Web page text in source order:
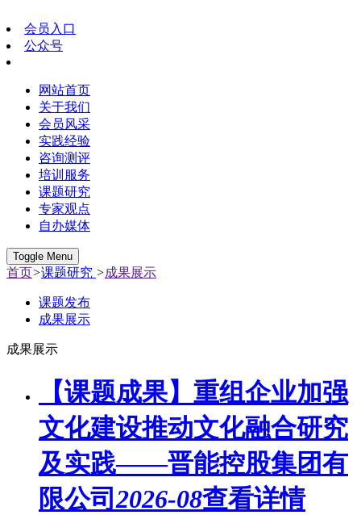
会员入口
公众号
网站首页
关于我们
会员风采
实践经验
咨询测评
培训服务
课题研究
专家观点
自办媒体
Toggle Menu
首页>课题研究 >成果展示
课题发布
成果展示
成果展示
【课题成果】重组企业加强
文化建设推动文化融合研究
及实践——晋能控股集团有
限公司2026-08查看详情